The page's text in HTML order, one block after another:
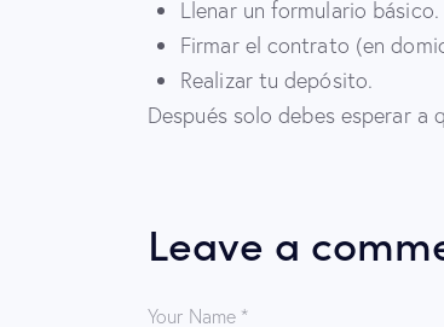
Llenar un formulario básico.
Firmar el contrato (en
Realizar tu depósito.
Después solo debes esperar
Leave a